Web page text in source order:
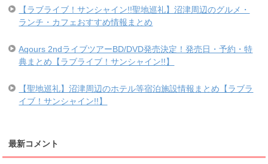
【ラブライブ！サンシャイン!!聖地巡礼】沼津周辺のグルメ・
ランチ・カフェおすすめ情報まとめ
Aqours 2ndライブツアーBD/DVD発売決定！発売日・予約・特
典まとめ【ラブライブ！サンシャイン!!】
【聖地巡礼】沼津周辺のホテル等宿泊施設情報まとめ【ラブラ
イブ！サンシャイン!!】
最新コメント